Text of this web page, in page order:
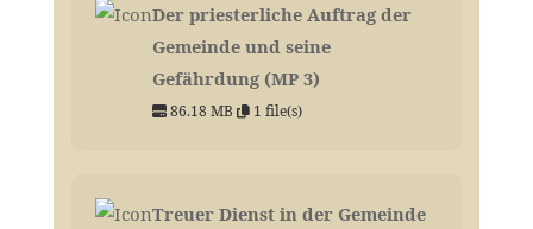
Der priesterliche Auftrag der
Gemeinde und seine
Gefährdung (MP 3)
86.18 MB 1 file(s)
Treuer Dienst in der Gemeinde